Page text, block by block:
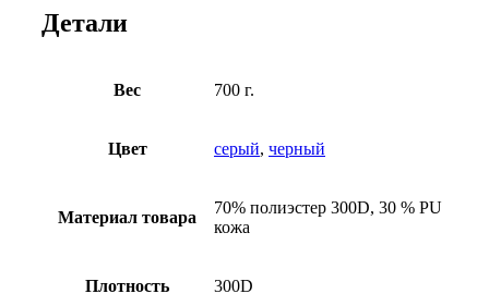
Детали
Вес 700 г.
Цвет серый, черный
Материал товара
70% полиэстер 300D, 30 % PU
кожа
Плотность 300D